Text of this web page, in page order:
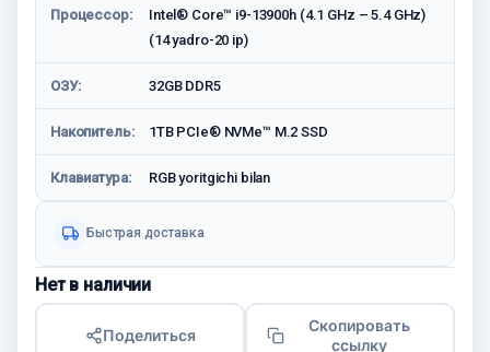
Процессор:
Intel® Core™ i9-13900h (4.1 GHz – 5.4 GHz)
(14 yadro-20 ip)
ОЗУ: 32GB DDR5
Накопитель: 1TB PCIe® NVMe™ M.2 SSD
Клавиатура: RGB yoritgichi bilan
Быстрая доставка
Нет в наличии
Поделиться
Скопировать
ссылку